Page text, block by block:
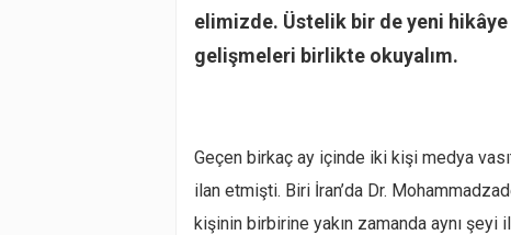
elimizde. Üstelik bir de yeni
gelişmeleri birlikte okuyalım.
Geçen birkaç ay içinde iki kişi medya
ilan etmişti. Biri İran’da Dr.
kişinin birbirine yakın zamanda aynı şeyi